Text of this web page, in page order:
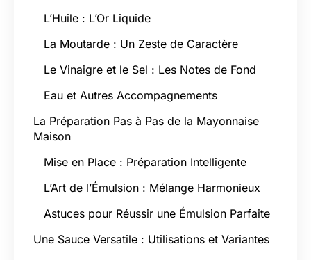
L’Huile : L’Or Liquide
La Moutarde : Un Zeste de Caractère
Le Vinaigre et le Sel : Les Notes de Fond
Eau et Autres Accompagnements
La Préparation Pas à Pas de la Mayonnaise
Maison
Mise en Place : Préparation Intelligente
L’Art de l’Émulsion : Mélange Harmonieux
Astuces pour Réussir une Émulsion Parfaite
Une Sauce Versatile : Utilisations et Variantes